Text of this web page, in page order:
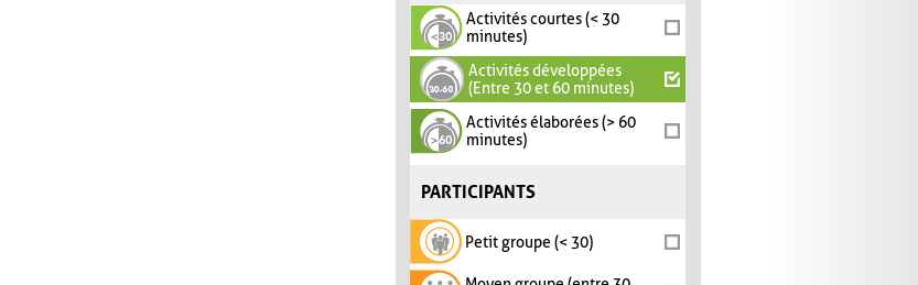
Activités courtes (< 30
minutes)
Activités développées
(Entre 30 et 60 minutes)
Activités élaborées (> 60
minutes)
PARTICIPANTS
Petit groupe (< 30)